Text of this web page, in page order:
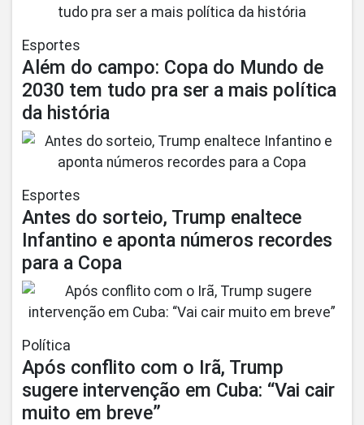
Esportes
Além do campo: Copa do Mundo de
2030 tem tudo pra ser a mais política
da história
Esportes
Antes do sorteio, Trump enaltece
Infantino e aponta números recordes
para a Copa
Política
Após conflito com o Irã, Trump
sugere intervenção em Cuba: “Vai cair
muito em breve”